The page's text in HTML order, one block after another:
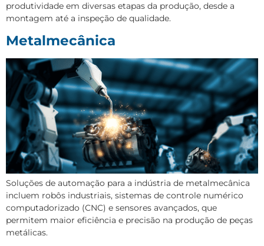
produtividade em diversas etapas da produção, desde a
montagem até a inspeção de qualidade.
Metalmecânica
Soluções de automação para a indústria de metalmecânica
incluem robôs industriais, sistemas de controle numérico
computadorizado (CNC) e sensores avançados, que
permitem maior eficiência e precisão na produção de peças
metálicas.